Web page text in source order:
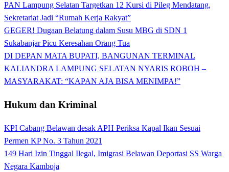
PAN Lampung Selatan Targetkan 12 Kursi di Pileg Mendatang,
Sekretariat Jadi “Rumah Kerja Rakyat”
GEGER! Dugaan Belatung dalam Susu MBG di SDN 1
Sukabanjar Picu Keresahan Orang Tua
DI DEPAN MATA BUPATI, BANGUNAN TERMINAL
KALIANDRA LAMPUNG SELATAN NYARIS ROBOH –
MASYARAKAT: “KAPAN AJA BISA MENIMPA!”
Hukum dan Kriminal
KPI Cabang Belawan desak APH Periksa Kapal Ikan Sesuai
Permen KP No. 3 Tahun 2021
149 Hari Izin Tinggal Ilegal, Imigrasi Belawan Deportasi SS Warga
Negara Kamboja